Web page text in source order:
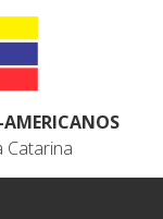
Catarina